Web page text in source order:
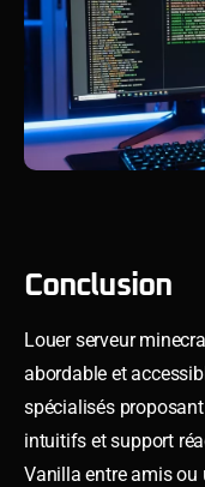
Conclusion
Louer serveur
abordable et
spécialisés
intuitifs et support
Vanilla entre amis ou